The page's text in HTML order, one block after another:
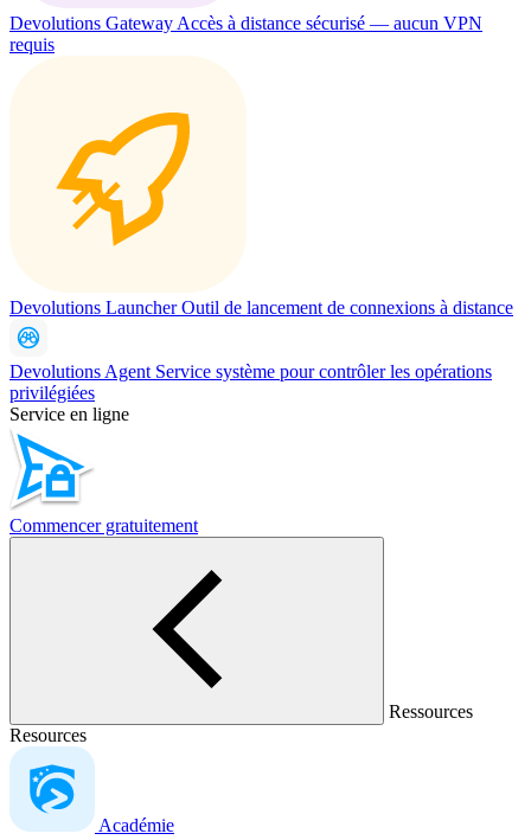
Devolutions Gateway Accès à distance sécurisé — aucun VPN
requis
Devolutions Launcher Outil de lancement de connexions à distance
Devolutions Agent Service système pour contrôler les opérations
privilégiées
Service en ligne
Commencer gratuitement
Ressources
Resources
Académie